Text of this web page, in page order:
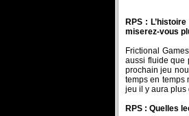
RPS :
miserez-vous
Frictional
aussi fluide que
prochain jeu
temps en temps
jeu il y aura plus
RPS : Quelles